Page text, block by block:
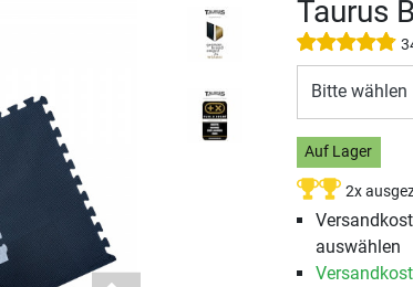
Taurus
Bitte wählen
Auf Lager
2x
auswählen